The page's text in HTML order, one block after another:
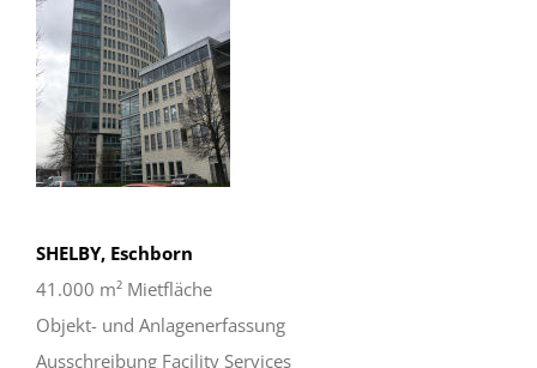
SHELBY, Eschborn
41.000 m² Mietfläche
Objekt- und Anlagenerfassung
Ausschreibung Facility Services